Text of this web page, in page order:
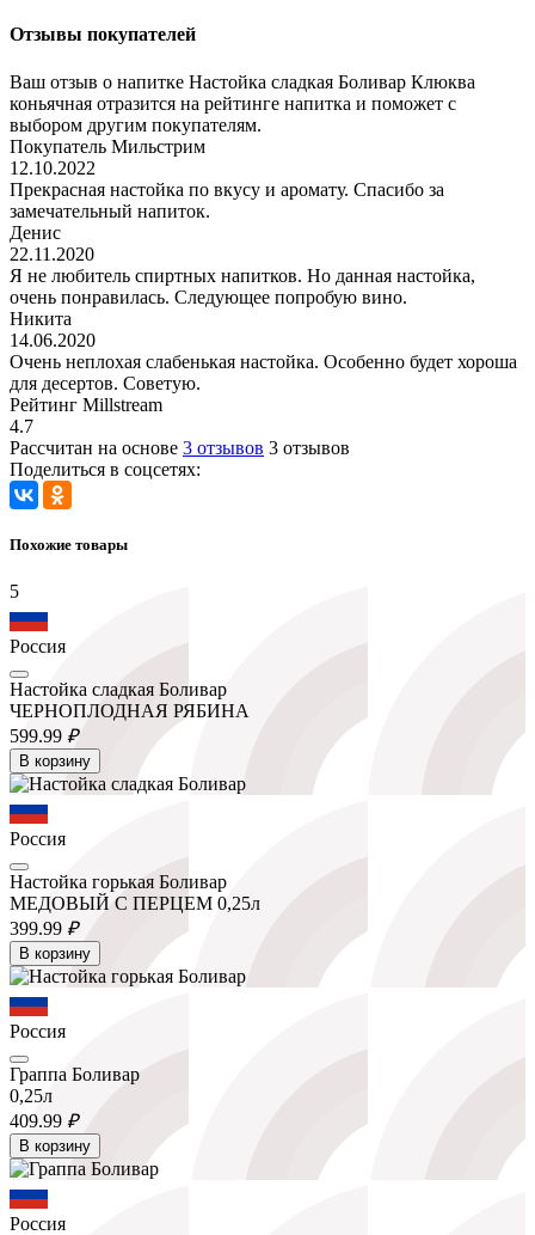
Отзывы покупателей
Ваш отзыв о напитке Настойка сладкая Боливар Клюква
коньячная отразится на рейтинге напитка и поможет с
выбором другим покупателям.
Покупатель Мильстрим
12.10.2022
Прекрасная настойка по вкусу и аромату. Спасибо за
замечательный напиток.
Денис
22.11.2020
Я не любитель спиртных напитков. Но данная настойка,
очень понравилась. Следующее попробую вино.
Никита
14.06.2020
Очень неплохая слабенькая настойка. Особенно будет хороша
для десертов. Советую.
Рейтинг Millstream
4.7
Рассчитан на основе 3 отзывов 3 отзывов
Поделиться в соцсетях:
Похожие товары
5
Россия
Настойка сладкая Боливар
ЧЕРНОПЛОДНАЯ РЯБИНА
599.99 ₽
В корзину
Россия
Настойка горькая Боливар
МЕДОВЫЙ С ПЕРЦЕМ 0,25л
399.99 ₽
В корзину
Россия
Граппа Боливар
0,25л
409.99 ₽
В корзину
Россия